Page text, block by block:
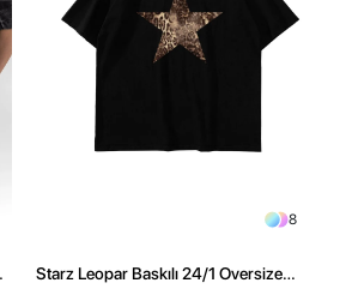
8
Starz Leopar Baskılı 24/1 Oversize